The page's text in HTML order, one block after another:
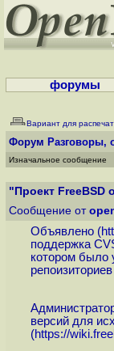
форумы
Вариант для
Форум Разговоры,
Изначальное сообщение
"Проект FreeBSD
Сообщение от
Объявлено (
поддержка
котором было
версий для
(https://